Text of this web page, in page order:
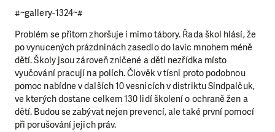
#~gallery-1324~#
Problém se přitom zhoršuje i mimo tábory. Řada škol hlásí, že
po vynucených prázdninách zasedlo do lavic mnohem méně
dětí. Školy jsou zároveň zničené a děti nezřídka místo
vyučování pracují na polích. Člověk v tísni proto podobnou
pomoc nabídne v dalších 10 vesnicích v distriktu Sindpalčuk,
ve kterých dostane celkem 130 lidí školení o ochraně žen a
dětí. Budou se zabývat nejen prevencí, ale také první pomocí
při porušování jejich práv.